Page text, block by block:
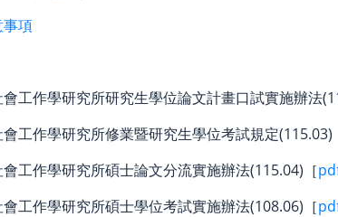
項
工作學研究所研究生學位論文計畫口試實施辦法
工作學研究所修業暨研究生學位考試規定(115.03)
工作學研究所碩士論文分流實施辦法(115.04)［
工作學研究所碩士學位考試實施辦法(108.06)［